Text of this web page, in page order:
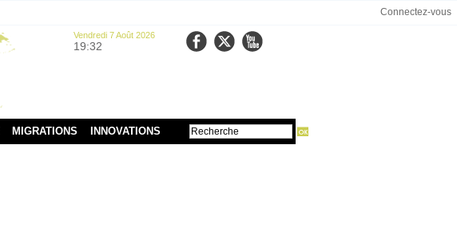
Connectez-vous
Vendredi 7 Août 2026
19:32
MIGRATIONS INNOVATIONS